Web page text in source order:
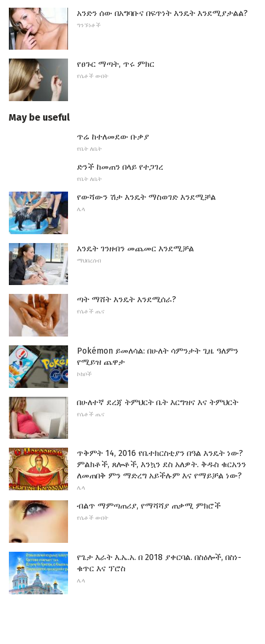
አንድን ሰው በአግባቡና በፍጥነት እንዴት እንደሚያታልል?
ግንኙነቶች
የፀጉር ማጣት, ጥሩ ምክር
የሴቶች ውበት
May be useful
ጥሬ ከተለመደው ቡቃያ
የቤት ለቤት
ድንች ከመጠን በላይ የተጋገረ
የቤት ለቤት
የውሻውን ሽታ እንዴት ማስወገድ እንደሚቻል
ሌላ
እንዴት ገንዘብን መጨመር እንደሚቻል
ማህበረሰብ
ጣት ማሸት እንዴት እንደሚሰራ?
የሴቶች ጤና
Pokémon ይመለሳል: በሁለት ሳምንታት ጊዜ ዓለምን
የሚይዝ ጨዋታ
ኮከቦች
በሁለተኛ ደረጃ ትምህርት ቤት እርግዝና እና ትምህርት
የሴቶች ጤና
ጥቅምት 14, 2016 የቤተክርስቲያን በዓል እንዴት ነው?
ምልክቶች, ጸሎቶች, እንኳን ደስ አለዎት. ቅዱስ ቁርአንን
ለመጠበቅ ምን ማድረግ አይችሉም እና የማይቻል ነው?
ሌላ
ብልጥ ማምጣጠሪያ, የማሻሻያ ጠቃሚ ምክሮች
የሴቶች ውበት
የጌታ እራት እ.ኤ.አ. በ 2018 ያቀርባል. በስዕሎች, በስነ-
ቁጥር እና ፕሮስ
ሌላ